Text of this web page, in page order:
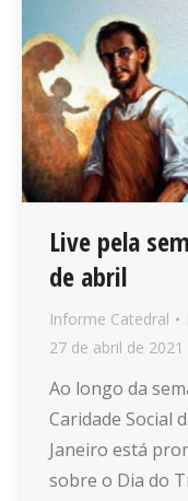
Live pela
de abril
Informe Catedral
27 de abril de 2021
Ao longo da
Caridade Social
Janeiro está
sobre o Dia do